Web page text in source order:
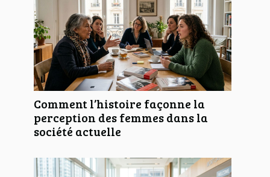
Comment l’histoire façonne la
perception des femmes dans la
société actuelle